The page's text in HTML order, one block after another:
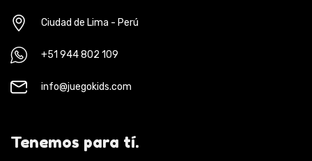
Ciudad de Lima - Perú
+51 944 802 109
info@juegokids.com
Tenemos para tí.